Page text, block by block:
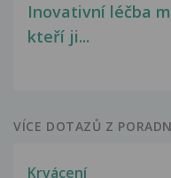
Inovativní léčba
kteří ji...
VÍCE DOTAZŮ Z
Krvácení